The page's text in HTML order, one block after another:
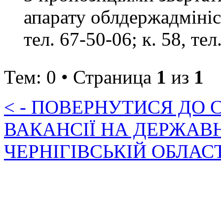
апарату
тел. 67-50-06; к. 58,
Тем: 0 • Страница 1 из 1
< - ПОВЕРНУТИСЯ ДО
ВАКАНСІЇ НА
ЧЕРНІГІВСЬКІЙ